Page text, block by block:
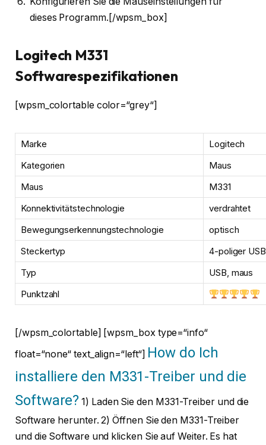
dieses Programm.[/wpsm_box]
Logitech M331
Softwarespezifikationen
[wpsm_colortable color=“grey“]
Marke
Logitech
Kategorien
Maus
Maus
M331
Konnektivitätstechnologie
verdrahtet
Bewegungserkennungstechnologie
optisch
Steckertyp
4-poliger
Typ
USB, maus
Punktzahl
[/wpsm_colortable] [wpsm_box type=“info“
float=“none“ text_align=“left“] How do Ich
installiere den M331-Treiber und die
Software? 1) Laden Sie den M331-Treiber und die
Software herunter. 2) Öffnen Sie den M331-Treiber
und die Software und klicken Sie auf Weiter. Es hat